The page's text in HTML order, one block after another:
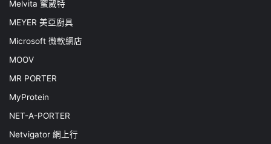
Melvita 蜜葳特
MEYER 美亞廚具
Microsoft 微軟網店
MOOV
MR PORTER
MyProtein
NET-A-PORTER
Netvigator 網上行